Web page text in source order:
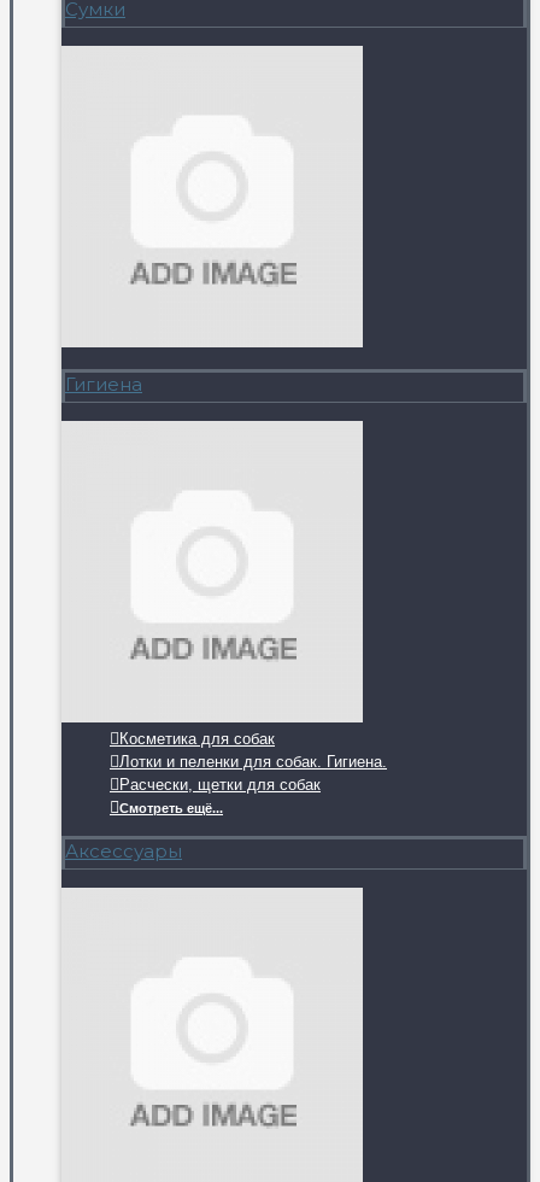
Сумки
Гигиена
Косметика для собак
Лотки и пеленки для собак. Гигиена.
Расчески, щетки для собак
Смотреть ещё...
Аксессуары